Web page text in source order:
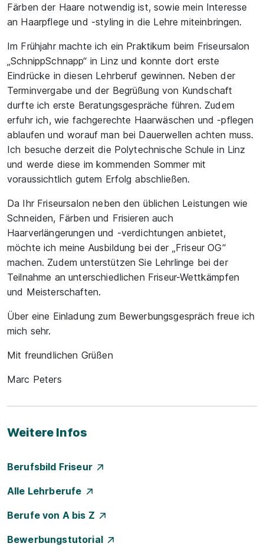
Färben der Haare notwendig ist, sowie mein Interesse
an Haarpflege und -styling in die Lehre miteinbringen.
Im Frühjahr machte ich ein Praktikum beim Friseursalon
„SchnippSchnapp“ in Linz und konnte dort erste
Eindrücke in diesen Lehrberuf gewinnen. Neben der
Terminvergabe und der Begrüßung von Kundschaft
durfte ich erste Beratungsgespräche führen. Zudem
erfuhr ich, wie fachgerechte Haarwäschen und -pflegen
ablaufen und worauf man bei Dauerwellen achten muss.
Ich besuche derzeit die Polytechnische Schule in Linz
und werde diese im kommenden Sommer mit
voraussichtlich gutem Erfolg abschließen.
Da Ihr Friseursalon neben den üblichen Leistungen wie
Schneiden, Färben und Frisieren auch
Haarverlängerungen und -verdichtungen anbietet,
möchte ich meine Ausbildung bei der „Friseur OG“
machen. Zudem unterstützen Sie Lehrlinge bei der
Teilnahme an unterschiedlichen Friseur-Wettkämpfen
und Meisterschaften.
Über eine Einladung zum Bewerbungsgespräch freue ich
mich sehr.
Mit freundlichen Grüßen
Marc Peters
Weitere Infos
Berufsbild Friseur
Alle Lehrberufe
Berufe von A bis Z
Bewerbungstutorial